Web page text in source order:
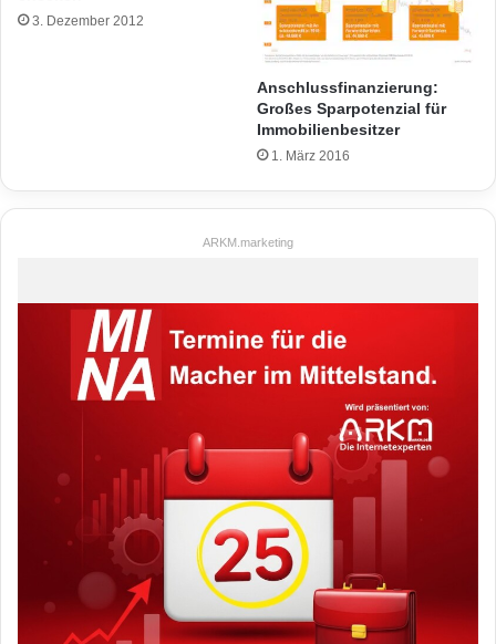
3. Dezember 2012
Anschlussfinanzierung:
Großes Sparpotenzial für
Immobilienbesitzer
1. März 2016
ARKM.marketing